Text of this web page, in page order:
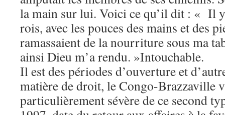
la main sur lui. Voici ce qu’il dit : « Il
rois, avec les pouces des mains et des
ramassaient de la nourriture sous ma
ainsi Dieu m’a rendu. »Intouchable.
Il est des périodes d’ouverture et
matière de droit, le Congo-Brazzaville
particulièrement sévère de ce second